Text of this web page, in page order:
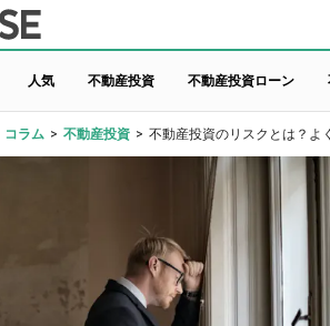
人気 不動産投資 不動産投資ローン
コラム > 不動産投資 > 不動産投資のリスクとは？よ